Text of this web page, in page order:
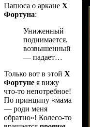
Папюса о аркане Х
Фортуна:
Униженный
поднимается,
возвышенный
— падает…
Только вот в этой Х
Фортуне я вижу
что-то непотребное!
По принципу «мама
— роди меня
обратно»! Колесо-то